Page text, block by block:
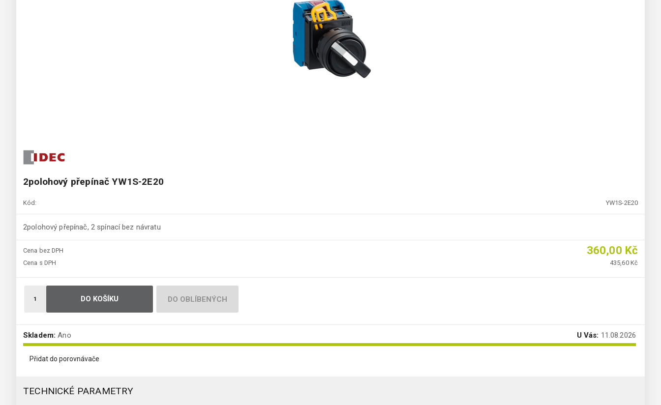
2polohový přepínač YW1S-2E20
Kód: YW1S-2E20
2polohový přepínač, 2 spínací bez návratu
Cena bez DPH 360,00 Kč
Cena s DPH 435,60 Kč
DO KOŠÍKU DO OBLÍBENÝCH
Skladem: Ano U Vás: 11.08.2026
Přidat do porovnávače
TECHNICKÉ PARAMETRY